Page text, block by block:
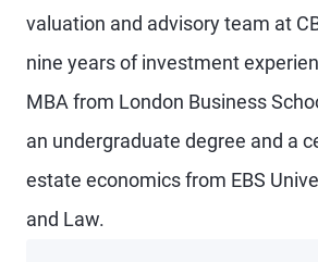
valuation and advisory team at
nine years of investment
MBA from London Business
an undergraduate degree and a
estate economics from EBS
and Law.